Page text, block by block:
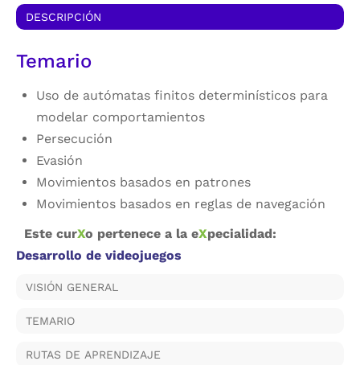
DESCRIPCIÓN
Temario
Uso de autómatas finitos determinísticos para
modelar comportamientos
Persecución
Evasión
Movimientos basados en patrones
Movimientos basados en reglas de navegación
Este curXo pertenece a la eXpecialidad:
Desarrollo de videojuegos
VISIÓN GENERAL
TEMARIO
RUTAS DE APRENDIZAJE